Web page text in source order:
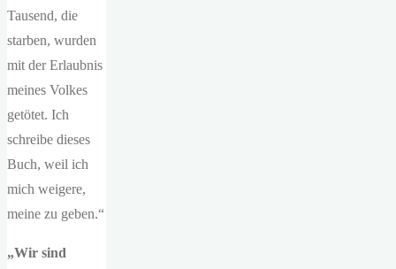
Tausend, die
starben, wurden
mit der Erlaubnis
meines Volkes
getötet. Ich
schreibe dieses
Buch, weil ich
mich weigere,
meine zu geben.“
„Wir sind